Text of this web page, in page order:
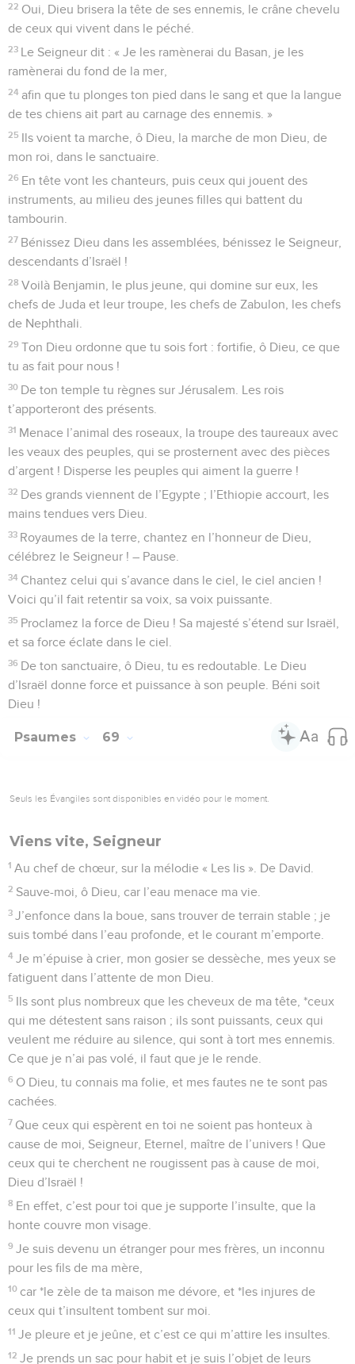
22 Oui, Dieu brisera la tête de ses ennemis, le crâne chevelu
de ceux qui vivent dans le péché.
23 Le Seigneur dit : « Je les ramènerai du Basan, je les
ramènerai du fond de la mer,
24 afin que tu plonges ton pied dans le sang et que la langue
de tes chiens ait part au carnage des ennemis. »
25 Ils voient ta marche, ô Dieu, la marche de mon Dieu, de
mon roi, dans le sanctuaire.
26 En tête vont les chanteurs, puis ceux qui jouent des
instruments, au milieu des jeunes filles qui battent du
tambourin.
27 Bénissez Dieu dans les assemblées, bénissez le Seigneur,
descendants d’Israël !
28 Voilà Benjamin, le plus jeune, qui domine sur eux, les
chefs de Juda et leur troupe, les chefs de Zabulon, les chefs
de Nephthali.
29 Ton Dieu ordonne que tu sois fort : fortifie, ô Dieu, ce que
tu as fait pour nous !
30 De ton temple tu règnes sur Jérusalem. Les rois
t’apporteront des présents.
31 Menace l’animal des roseaux, la troupe des taureaux avec
les veaux des peuples, qui se prosternent avec des pièces
d’argent ! Disperse les peuples qui aiment la guerre !
32 Des grands viennent de l’Egypte ; l’Ethiopie accourt, les
mains tendues vers Dieu.
33 Royaumes de la terre, chantez en l’honneur de Dieu,
célébrez le Seigneur ! – Pause.
34 Chantez celui qui s’avance dans le ciel, le ciel ancien !
Voici qu’il fait retentir sa voix, sa voix puissante.
35 Proclamez la force de Dieu ! Sa majesté s’étend sur Israël,
et sa force éclate dans le ciel.
36 De ton sanctuaire, ô Dieu, tu es redoutable. Le Dieu
d’Israël donne force et puissance à son peuple. Béni soit
Dieu !
Psaumes 69
Seuls les Évangiles sont disponibles en vidéo pour le moment.
Viens vite, Seigneur
1 Au chef de chœur, sur la mélodie « Les lis ». De David.
2 Sauve-moi, ô Dieu, car l’eau menace ma vie.
3 J’enfonce dans la boue, sans trouver de terrain stable ; je
suis tombé dans l’eau profonde, et le courant m’emporte.
4 Je m’épuise à crier, mon gosier se dessèche, mes yeux se
fatiguent dans l’attente de mon Dieu.
5 Ils sont plus nombreux que les cheveux de ma tête, *ceux
qui me détestent sans raison ; ils sont puissants, ceux qui
veulent me réduire au silence, qui sont à tort mes ennemis.
Ce que je n’ai pas volé, il faut que je le rende.
6 O Dieu, tu connais ma folie, et mes fautes ne te sont pas
cachées.
7 Que ceux qui espèrent en toi ne soient pas honteux à
cause de moi, Seigneur, Eternel, maître de l’univers ! Que
ceux qui te cherchent ne rougissent pas à cause de moi,
Dieu d’Israël !
8 En effet, c’est pour toi que je supporte l’insulte, que la
honte couvre mon visage.
9 Je suis devenu un étranger pour mes frères, un inconnu
pour les fils de ma mère,
10 car *le zèle de ta maison me dévore, et *les injures de
ceux qui t’insultent tombent sur moi.
11 Je pleure et je jeûne, et c’est ce qui m’attire les insultes.
12 Je prends un sac pour habit et je suis l’objet de leurs